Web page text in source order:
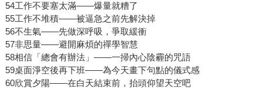
54工作不要塞太滿——爆量就糟了
55工作不堆積——被逼急之前先解決掉
56不生氣——先做深呼吸，爭取緩衝
57非思量——避開麻煩的禪學智慧
58相信「總會有辦法」——一掃內心陰霾的咒語
59桌面淨空後再下班——為今天畫下句點的儀式感
60欣賞夕陽——在白天結束前，抬頭仰望天空吧